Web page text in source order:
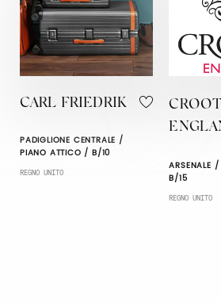
CARL FRIEDRIK
PADIGLIONE CENTRALE /
PIANO ATTICO / B/10
REGNO UNITO
ARSENALE
B/15
REGNO UNITO